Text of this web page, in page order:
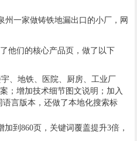
州一家做铸铁地漏出口的小厂，网
他们的核心产品页，做了以下
、地铁、医院、厨房、工业厂
；增加技术细节图文说明；加入
语言版本，还做了本地化搜索标
到860页，关键词覆盖提升3倍，